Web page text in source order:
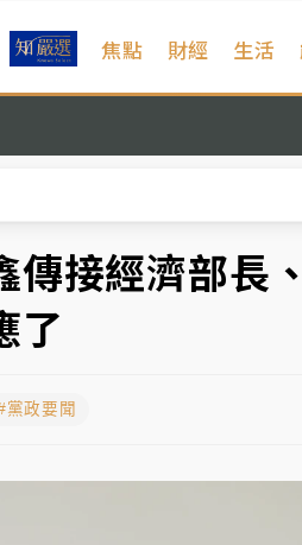
焦點 財經 生活
度塞車 周六起展出延長至晚上7
開羈押庭
面曝光
傳接經濟部長
了
黨政要聞